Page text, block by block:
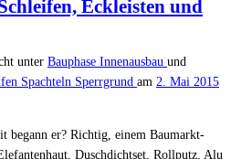
Eckleisten und
unter Bauphase Innenausbau und
Spachteln Sperrgrund am 2. Mai 2015
begann er? Richtig, einem Baumarkt-
Duschdichtset, Rollputz, Alu